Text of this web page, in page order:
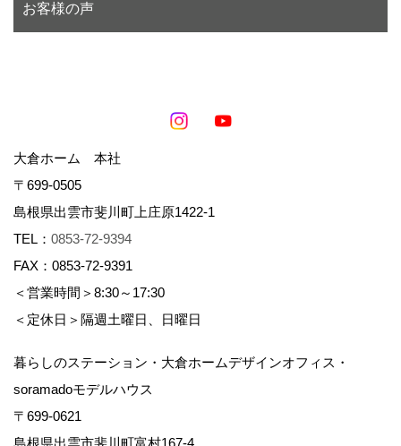
お客様の声
大倉ホーム 本社
〒699-0505
島根県出雲市斐川町上庄原1422-1
TEL： 0853-72-9394
FAX：0853-72-9391
＜営業時間＞8:30～17:30
＜定休日＞隔週土曜日、日曜日
暮らしのステーション・大倉ホームデザインオフィス・
soramadoモデルハウス
〒699-0621
島根県出雲市斐川町富村167-4